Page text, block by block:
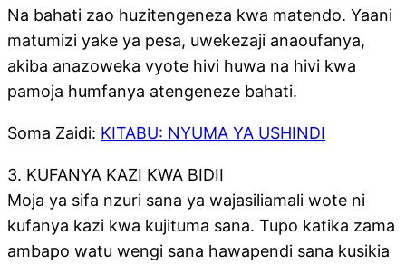
Na bahati zao huzitengeneza kwa matendo. Yaani
matumizi yake ya pesa, uwekezaji anaoufanya,
akiba anazoweka vyote hivi huwa na hivi kwa
pamoja humfanya atengeneze bahati.
Soma Zaidi: KITABU: NYUMA YA USHINDI
3. KUFANYA KAZI KWA BIDII
Moja ya sifa nzuri sana ya wajasiliamali wote ni
kufanya kazi kwa kujituma sana. Tupo katika zama
ambapo watu wengi sana hawapendi sana kusikia